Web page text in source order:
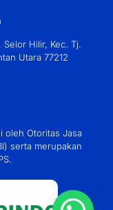
Selor Hilir, Kec. Tj.
Utara 77212
oleh Otoritas Jasa
serta merupakan